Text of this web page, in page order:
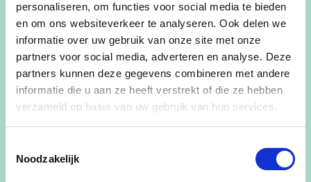
personaliseren, om functies voor social media te bieden
en om ons websiteverkeer te analyseren. Ook delen we
informatie over uw gebruik van onze site met onze
partners voor social media, adverteren en analyse. Deze
partners kunnen deze gegevens combineren met andere
informatie die u aan ze heeft verstrekt of die ze hebben
verzameld op basis van uw gebruik van hun services.
Noodzakelijk
zijn we de ouders van Amandine, Mathias en
Charline.
Als ACV vakbondsafgevaardigde, bestuurslid in
verschillende en lid van adviesraden probeer ik
het verschil te maken waar ik kan en wil ik er zijn
voor de mensen."
Rozeveldstraat 98